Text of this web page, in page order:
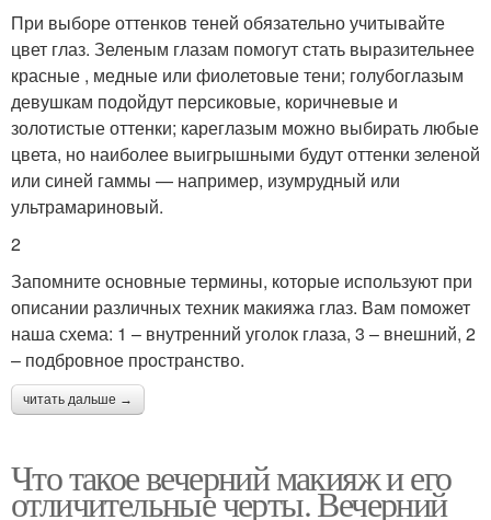
При выборе оттенков теней обязательно учитывайте
цвет глаз. Зеленым глазам помогут стать выразительнее
красные , медные или фиолетовые тени; голубоглазым
девушкам подойдут персиковые, коричневые и
золотистые оттенки; кареглазым можно выбирать любые
цвета, но наиболее выигрышными будут оттенки зеленой
или синей гаммы — например, изумрудный или
ультрамариновый.
2
Запомните основные термины, которые используют при
описании различных техник макияжа глаз. Вам поможет
наша схема: 1 – внутренний уголок глаза, 3 – внешний, 2
– подбровное пространство.
читать дальше →
Что такое вечерний макияж и его
отличительные черты. Вечерний